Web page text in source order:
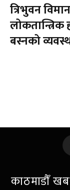
त्रिभुवन
बस्नको
काठमाडौँ